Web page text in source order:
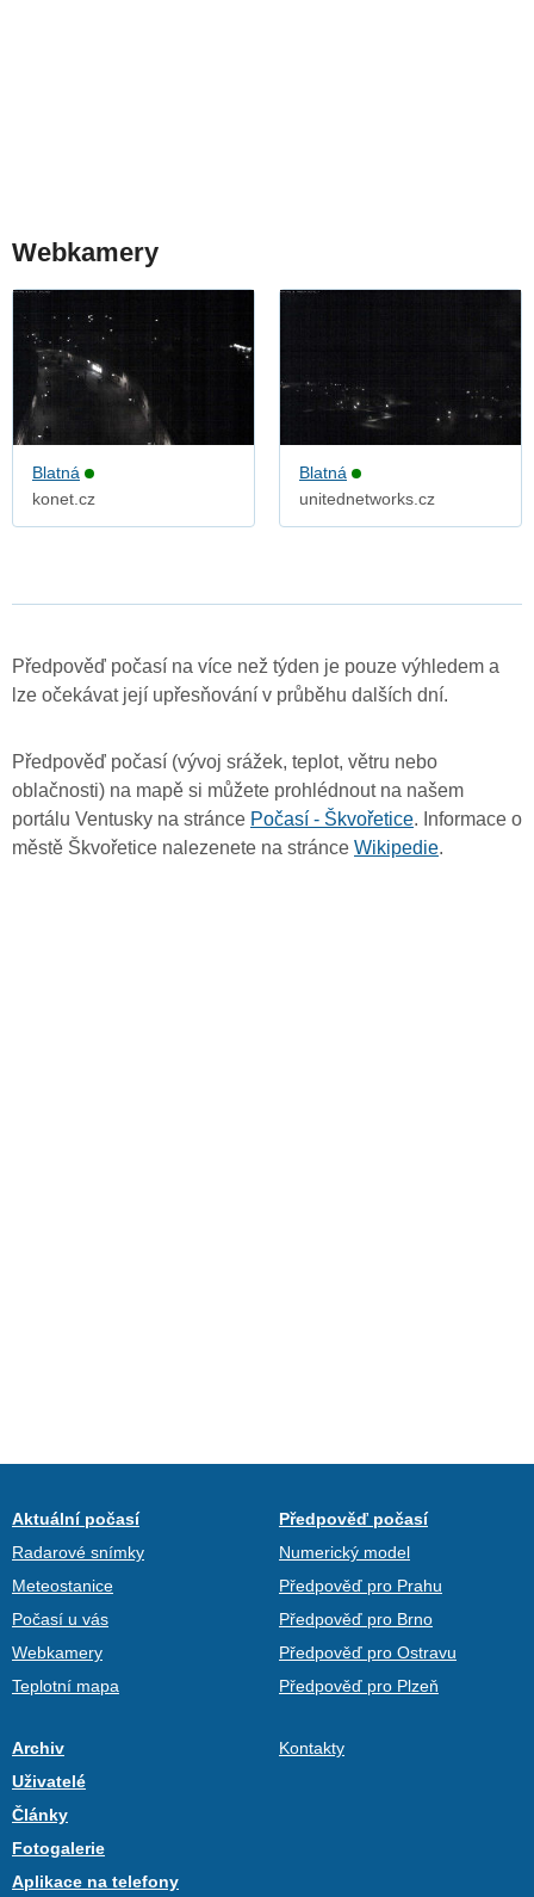
Webkamery
Blatná
konet.cz
Blatná
unitednetworks.cz
Předpověď počasí na více než týden je pouze výhledem a
lze očekávat její upřesňování v průběhu dalších dní.
Předpověď počasí (vývoj srážek, teplot, větru nebo
oblačnosti) na mapě si můžete prohlédnout na našem
portálu Ventusky na stránce Počasí - Škvořetice. Informace o
městě Škvořetice nalezenete na stránce Wikipedie.
Aktuální počasí
Radarové snímky
Meteostanice
Počasí u vás
Webkamery
Teplotní mapa
Předpověď počasí
Numerický model
Předpověď pro Prahu
Předpověď pro Brno
Předpověď pro Ostravu
Předpověď pro Plzeň
Archiv
Uživatelé
Články
Fotogalerie
Aplikace na telefony
Kontakty